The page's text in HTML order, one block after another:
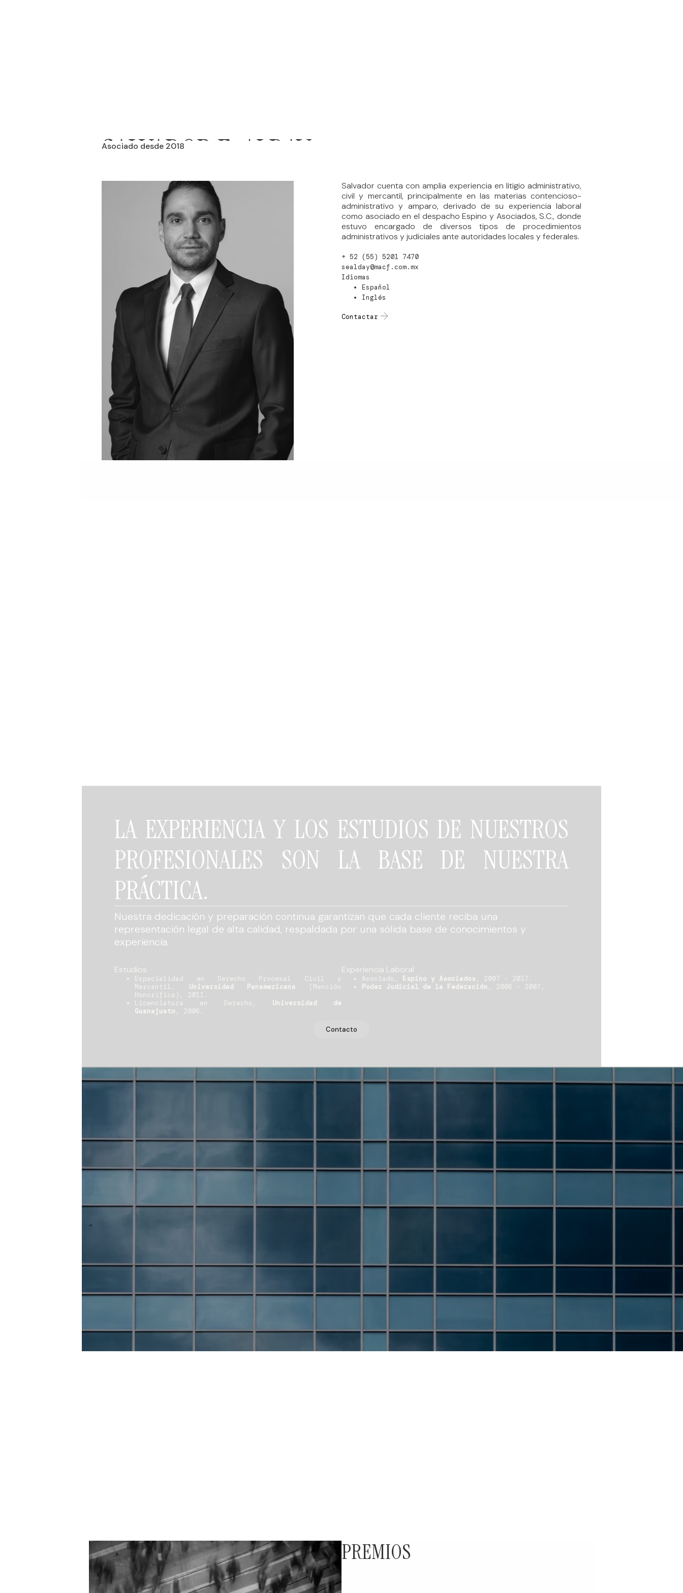
SALVADOR E. ALDAY
Asociado desde 2018
Salvador cuenta con amplia experiencia en litigio administrativo,
civil y mercantil, principalmente en las materias contencioso-
administrativo y amparo, derivado de su experiencia laboral
como asociado en el despacho Espino y Asociados, S.C., donde
estuvo encargado de diversos tipos de procedimientos
administrativos y judiciales ante autoridades locales y federales.
+ 52 (55) 5201 7470
sealday@macf.com.mx
Idiomas
Español
Inglés
Contactar
LA EXPERIENCIA Y LOS ESTUDIOS DE NUESTROS
PROFESIONALES SON LA BASE DE NUESTRA
PRÁCTICA.
Nuestra dedicación y preparación continua garantizan que cada cliente reciba una
representación legal de alta calidad, respaldada por una sólida base de conocimientos y
experiencia.
Estudios
Especialidad en Derecho Procesal Civil y
Mercantil, Universidad Panamericana
(Mención
Honorífica), 2011.
Licenciatura en Derecho, Universidad de
Guanajuato , 2006.
Experiencia Laboral
Asociado, Espino y Asociados , 2007 - 2017.
Poder Judicial de la Federación , 2006 - 2007.
Contacto
PREMIOS